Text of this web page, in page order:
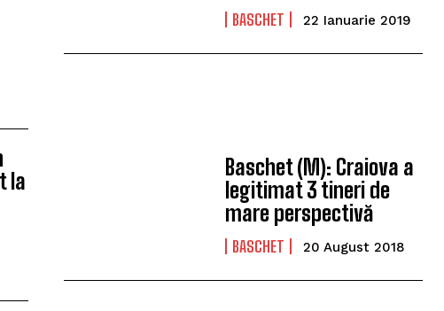
BASCHET 22 Ianuarie 2019
la
Baschet (M): Craiova a
legitimat 3 tineri de
mare perspectivă
BASCHET 20 August 2018